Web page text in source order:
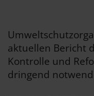
aktuellen Bericht
Kontrolle und
dringend